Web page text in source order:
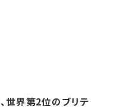
世界第2位のブリテ